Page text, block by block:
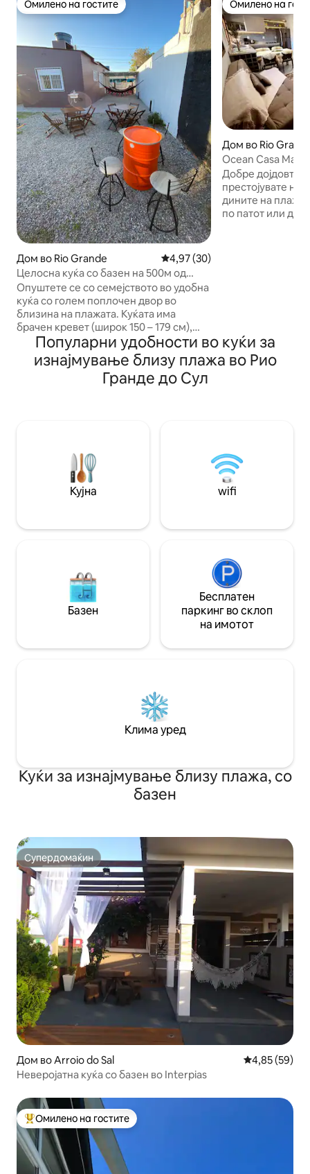
Омилено на гостите
Омилено на гостите
Дом во Rio Grande Просечна оцена: 4,97 од 5,
4,97 (30)
Целосна куќа со базен на 500м од
плажа
Опуштете се со семејството во удобна
куќа со голем поплочен двор во
близина на плажата. Куќата има
брачен кревет (широк 150 – 179 см),
два единечни кревета и кауч на
спуштање за две лица, сите апарати за
домаќинство, скара во надворешниот
простор, два велосипеда, тавански
алармен систем, решетки на сите
отвори, на две блока од плажата на
тивка локација.
Омилено на
Омилено на
Дом во Rio
Ocean Casa Mar
близина на
Добре дојдовте
престојувате на
дините на
по патот или да
посебно место
300Mb wifi.
Популарни удобности во куќи за
изнајмување близу плажа во Рио
Гранде до Сул
Кујна wifi
Базен
Бесплатен
паркинг во склоп
на имотот
Клима уред
Куќи за изнајмување близу плажа, со
базен
Супердомаќин
Супердомаќин
Дом во Arroio do Sal Просечна
4,85 (59)
Неверојатна куќа со базен во Interpias
Меѓу најуспешните „Омилени на гостите“
Омилено на гостите